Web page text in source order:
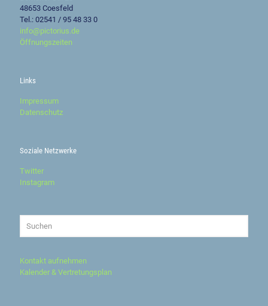
48653 Coesfeld
Tel.: 02541 / 95 48 33 0
info@pictorius.de
Öffnungszeiten
Links
Impressum
Datenschutz
Soziale Netzwerke
Twitter
Instagram
Kontakt aufnehmen
Kalender & Vertretungsplan